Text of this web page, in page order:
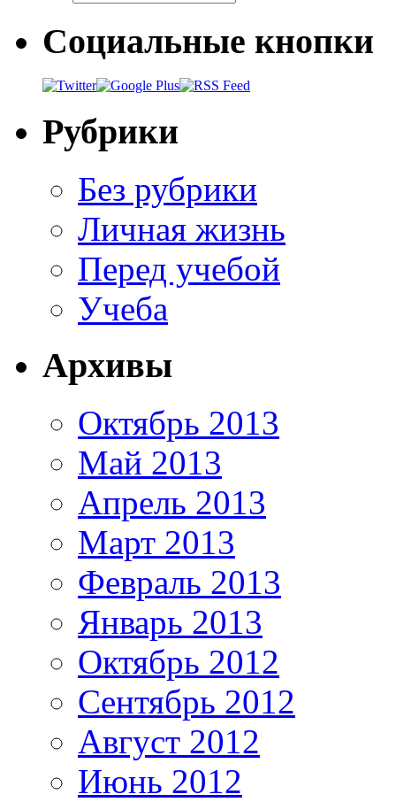
Социальные кнопки
Рубрики
Без рубрики
Личная жизнь
Перед учебой
Учеба
Архивы
Октябрь 2013
Май 2013
Апрель 2013
Март 2013
Февраль 2013
Январь 2013
Октябрь 2012
Сентябрь 2012
Август 2012
Июнь 2012